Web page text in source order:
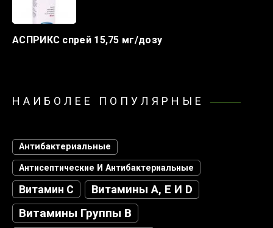
АСПРИКС спрей 15,75 мг/дозу
НАИБОЛЕЕ ПОПУЛЯРНЫЕ
Антибактериальные
Антисептические И Антибактериальные
Витамин С Витамины А, Е И D
Витамины Группы В